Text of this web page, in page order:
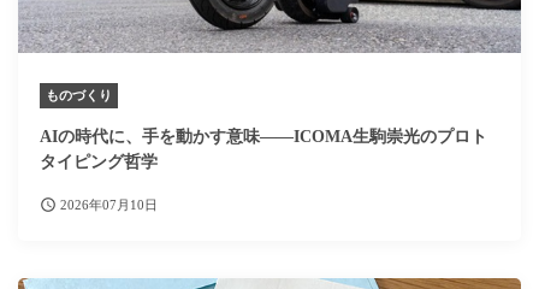
ものづくり
AIの時代に、手を動かす意味——ICOMA生駒崇光のプロト
タイピング哲学
2026年07月10日